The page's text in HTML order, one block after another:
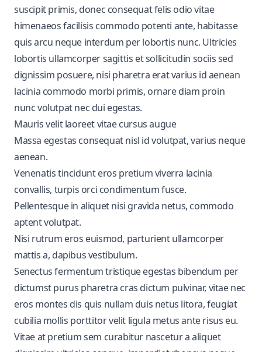
suscipit primis, donec consequat felis odio vitae
himenaeos facilisis commodo potenti ante, habitasse
quis arcu neque interdum per lobortis nunc. Ultricies
lobortis ullamcorper sagittis et sollicitudin sociis sed
dignissim posuere, nisi pharetra erat varius id aenean
lacinia commodo morbi primis, ornare diam proin
nunc volutpat nec dui egestas.
Mauris velit laoreet vitae cursus augue
Massa egestas consequat nisl id volutpat, varius neque
aenean.
Venenatis tincidunt eros pretium viverra lacinia
convallis, turpis orci condimentum fusce.
Pellentesque in aliquet nisi gravida netus, commodo
aptent volutpat.
Nisi rutrum eros euismod, parturient ullamcorper
mattis a, dapibus vestibulum.
Senectus fermentum tristique egestas bibendum per
dictumst purus pharetra cras dictum pulvinar, vitae nec
eros montes dis quis nullam duis netus litora, feugiat
cubilia mollis porttitor velit ligula metus ante risus eu.
Vitae at pretium sem curabitur nascetur a aliquet